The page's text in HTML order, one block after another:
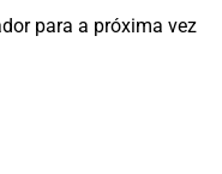
para a próxima vez